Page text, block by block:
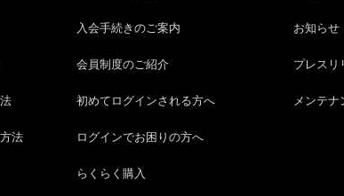
法
入会手続きのご案内
会員制度のご紹介
初めてログインされる方へ
ログインでお困りの方へ
らくらく購入
お知らせ
プレスリ
メンテナ